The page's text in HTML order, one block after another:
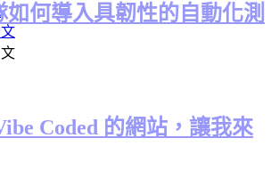
如何導入具韌性的自動化測
Coded 的網站，讓我來